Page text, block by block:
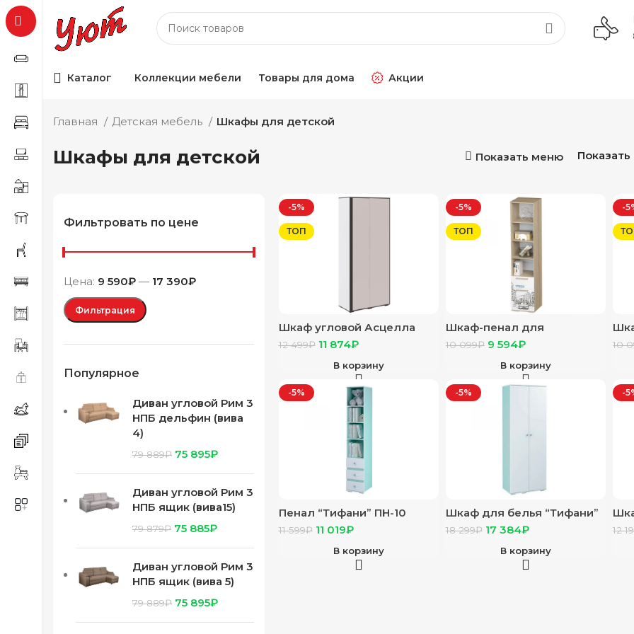
Каталог Коллекции мебели Товары для дома Акции
Главная Детская мебель Шкафы для детской
Шкафы для детской Показать меню Показать
Фильтровать по цене
Фильтрация
Цена: 9 590₽ — 17 390₽
Популярное
Диван угловой Рим 3
НПБ дельфин (вива
4)
79 889₽ 75 895₽
Диван угловой Рим 3
НПБ ящик (вива15)
79 879₽ 75 885₽
Диван угловой Рим 3
НПБ ящик (вива 5)
79 889₽ 75 895₽
-5%
ТОП
Шкаф угловой Асцелла
белый/графит серый
12 499₽ 11 874₽
В корзину
-5%
ТОП
Шкаф-пенал для
мальчиков “Сенди” ПН-04
сонома
10 099₽ 9 594₽
В корзину
-
10
-5%
Пенал “Тифани” ПН-10
кенди/белый
11 599₽ 11 019₽
В корзину
-5%
Шкаф для белья “Тифани”
ШК-09 кенди/белый
18 299₽ 17 384₽
В корзину
-
12